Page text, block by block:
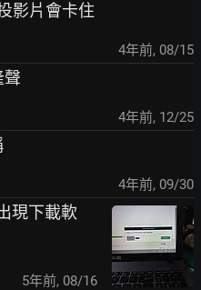
影片會卡住
4年前, 08/15
聲
4年前, 12/25
4年前, 09/30
現下載軟
5年前, 08/16